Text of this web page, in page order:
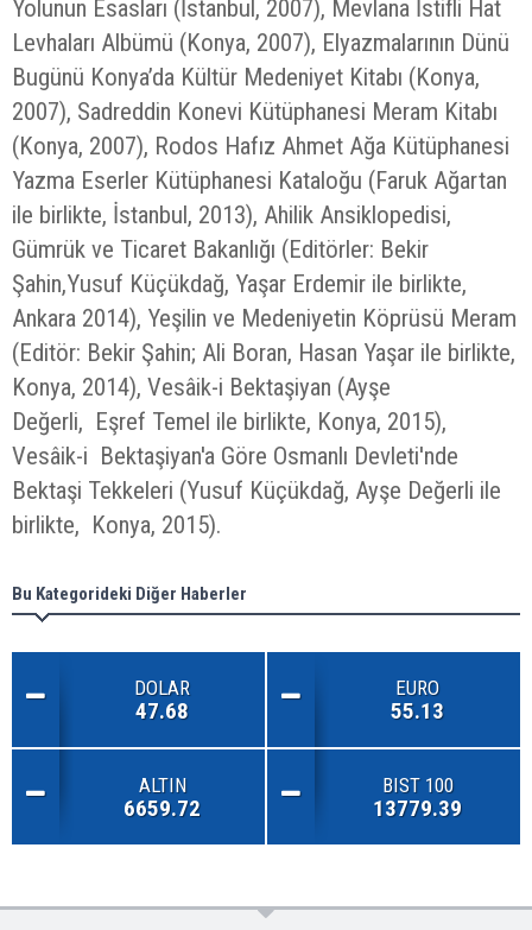
Yolunun Esasları (İstanbul, 2007), Mevlana İstifli Hat
Levhaları Albümü (Konya, 2007), Elyazmalarının Dünü
Bugünü Konya’da Kültür Medeniyet Kitabı (Konya,
2007), Sadreddin Konevi Kütüphanesi Meram Kitabı
(Konya, 2007), Rodos Hafız Ahmet Ağa Kütüphanesi
Yazma Eserler Kütüphanesi Kataloğu (Faruk Ağartan
ile birlikte, İstanbul, 2013), Ahilik Ansiklopedisi,
Gümrük ve Ticaret Bakanlığı (Editörler: Bekir
Şahin,Yusuf Küçükdağ, Yaşar Erdemir ile birlikte,
Ankara 2014), Yeşilin ve Medeniyetin Köprüsü Meram
(Editör: Bekir Şahin; Ali Boran, Hasan Yaşar ile birlikte,
Konya, 2014), Vesâik-i Bektaşiyan (Ayşe
Değerli, Eşref Temel ile birlikte, Konya, 2015),
Vesâik-i Bektaşiyan'a Göre Osmanlı Devleti'nde
Bektaşi Tekkeleri (Yusuf Küçükdağ, Ayşe Değerli ile
birlikte, Konya, 2015).
Bu Kategorideki Diğer Haberler
DOLAR
47.68
EURO
55.13
ALTIN
6659.72
BIST 100
13779.39